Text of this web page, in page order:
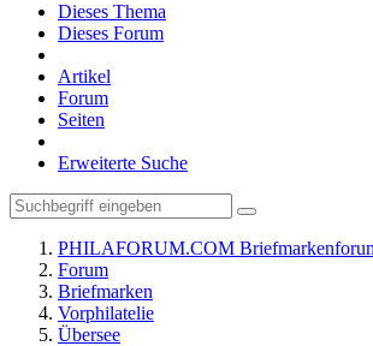
Dieses Thema
Dieses Forum
Artikel
Forum
Seiten
Erweiterte Suche
PHILAFORUM.COM
Forum
Briefmarken
Vorphilatelie
Übersee